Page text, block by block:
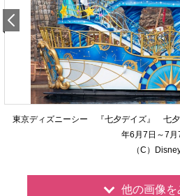
東京ディズニーシー 『七夕デイズ』 七
年6月7日～7月
（C）
他の画像を